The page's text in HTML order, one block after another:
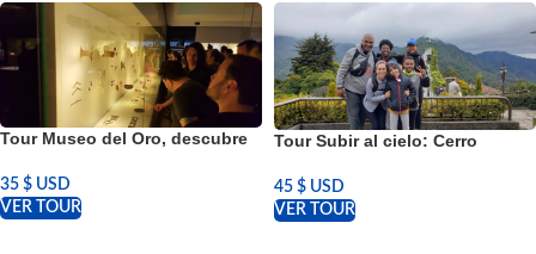
Tour Museo del Oro, descubre
Colombia
35 $ USD
VER TOUR
Tour Subir al cielo: Cerro
45 $ USD
VER TOUR